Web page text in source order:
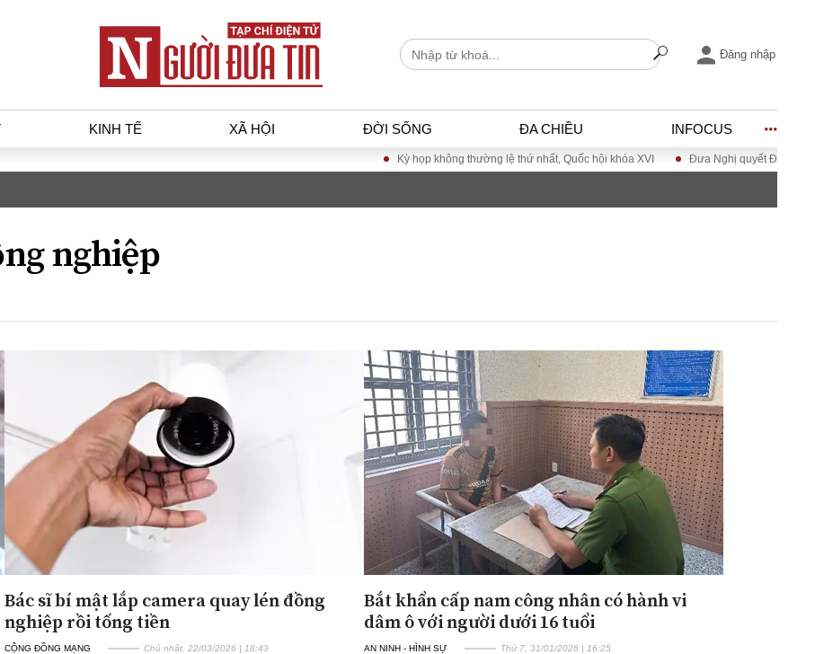
Đăng nhập
KINH TẾ XÃ HỘI ĐỜI SỐNG ĐA CHIỀU INFOCUS
gia
sự
Tài chính - Ngân hàng
Kinh tế vĩ mô
Xu hướng thị trường
Tiêu dùng và dư luận
Giao thông – Đô thị
Đăng ký tin tức mới
Kỳ họp không thường lệ thứ nhất, Quốc hội khóa XVI Đưa Nghị quyết Đại hội Đảng XIV vào cuộc
nghiệp
Bác sĩ bí mật lắp camera quay lén đồng
nghiệp rồi tống tiền
CỘNG ĐỒNG MẠNG Chủ nhật, 22/03/2026 | 18:43
Bắt khẩn cấp nam công nhân có hành vi
dâm ô với người dưới 16 tuổi
AN NINH - HÌNH SỰ Thứ 7, 31/01/2026 | 16:25